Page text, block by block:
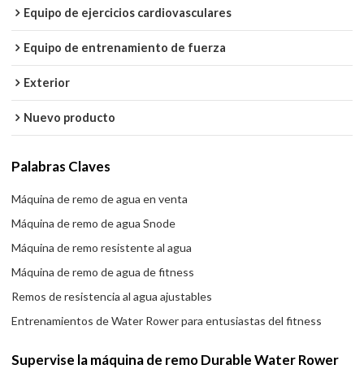
Equipo de ejercicios cardiovasculares
Equipo de entrenamiento de fuerza
Exterior
Nuevo producto
Palabras Claves
Máquina de remo de agua en venta
Máquina de remo de agua Snode
Máquina de remo resistente al agua
Máquina de remo de agua de fitness
Remos de resistencia al agua ajustables
Entrenamientos de Water Rower para entusiastas del fitness
Supervise la máquina de remo Durable Water Rower